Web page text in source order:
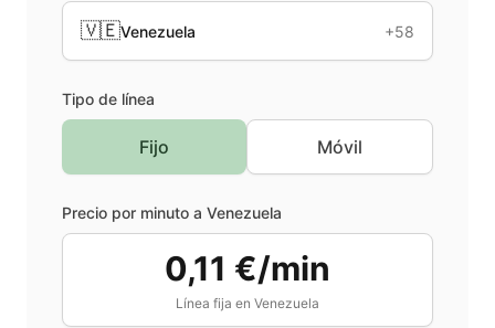
🇻🇪Venezuela +58
Tipo de línea
Fijo Móvil
Precio por minuto a Venezuela
0,11 €/min
Línea fija en Venezuela